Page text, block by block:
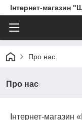
Інтернет-магазин
Про нас
Про нас
Інтернет-